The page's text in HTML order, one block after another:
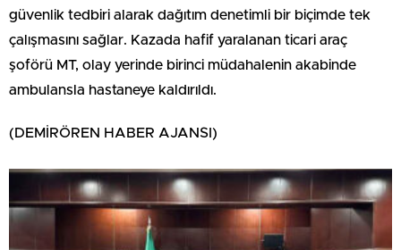
güvenlik tedbiri alarak dağıtım denetimli bir biçimde tek
çalışmasını sağlar. Kazada hafif yaralanan ticari araç
şoförü MT, olay yerinde birinci müdahalenin akabinde
ambulansla hastaneye kaldırıldı.
(DEMİRÖREN HABER AJANSI)